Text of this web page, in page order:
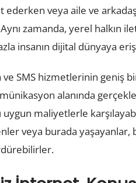
ederken veya aile ve
zamanda, yerel halkın
insanın dijital dünyaya
SMS hizmetlerinin geniş
alanında
maliyetlerle
veya burada yaşayanlar,